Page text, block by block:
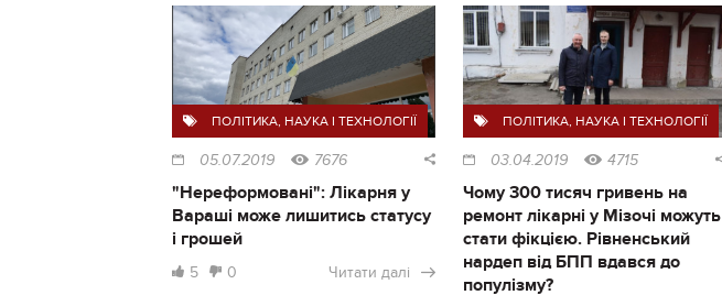
ПОЛІТИКА, НАУКА І ТЕХНОЛОГІЇ
05.07.2019 7676
"Нереформовані": Лікарня у
Вараші може лишитись статусу
і грошей
5 0 Читати далі
ПОЛІТИКА, НАУКА І ТЕХНОЛОГІЇ
03.04.2019 4715
Чому 300 тисяч гривень на
ремонт лікарні у Мізочі можуть
стати фікцією. Рівненський
нардеп від БПП вдався до
популізму?